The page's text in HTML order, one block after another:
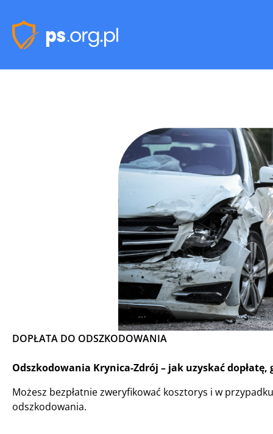
DOPŁATA DO ODSZKODOWANIA
Odszkodowania Krynica-Zdrój – jak uzyskać
Możesz bezpłatnie zweryfikować kosztorys i w
odszkodowania.